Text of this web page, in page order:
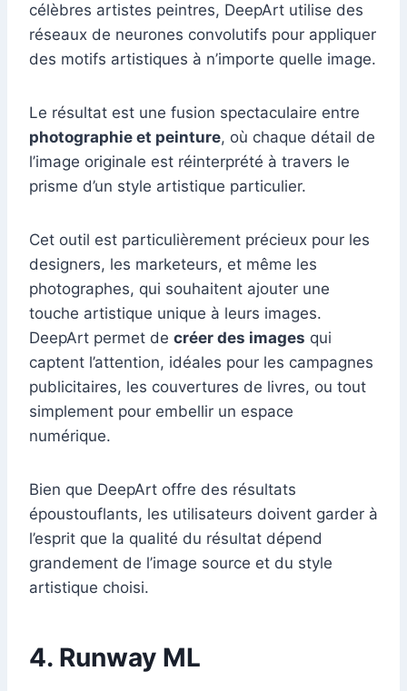
célèbres artistes peintres, DeepArt utilise des
réseaux de neurones convolutifs pour appliquer
des motifs artistiques à n’importe quelle image.
Le résultat est une fusion spectaculaire entre
photographie et peinture, où chaque détail de
l’image originale est réinterprété à travers le
prisme d’un style artistique particulier.
Cet outil est particulièrement précieux pour les
designers, les marketeurs, et même les
photographes, qui souhaitent ajouter une
touche artistique unique à leurs images.
DeepArt permet de créer des images qui
captent l’attention, idéales pour les campagnes
publicitaires, les couvertures de livres, ou tout
simplement pour embellir un espace
numérique.
Bien que DeepArt offre des résultats
époustouflants, les utilisateurs doivent garder à
l’esprit que la qualité du résultat dépend
grandement de l’image source et du style
artistique choisi.
4. Runway ML